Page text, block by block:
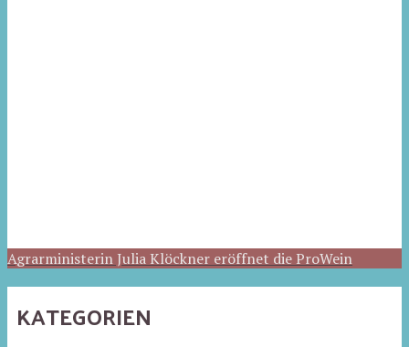
Agrarministerin Julia Klöckner eröffnet die ProWein
KATEGORIEN